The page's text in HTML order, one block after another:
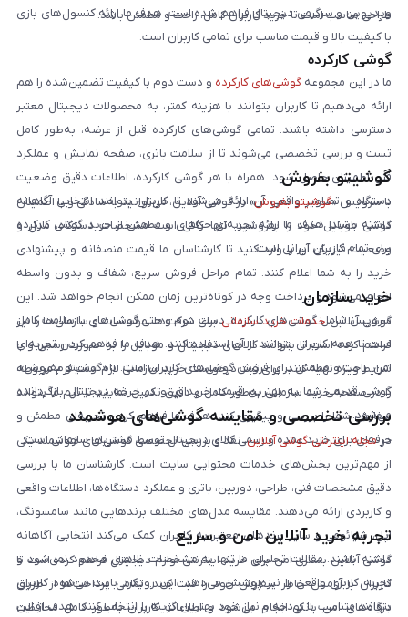
طراحی مناسب است تا خرید کاربران کامل، راحت و مطمئن باشد.
ویدیویی و سرگرمی دیجیتال فراهم شده است. هدف ما ارائه کنسول‌های بازی
با کیفیت بالا و قیمت مناسب برای تمامی کاربران است.
گوشی کارکرده
ما در این مجموعه گوشی‌های کارکرده و دست دوم با کیفیت تضمین‌شده را هم
ارائه می‌دهیم تا کاربران بتوانند با هزینه کمتر، به محصولات دیجیتال معتبر
دسترسی داشته باشند. تمامی گوشی‌های کارکرده قبل از عرضه، به‌طور کامل
تست و بررسی تخصصی می‌شوند تا از سلامت باتری، صفحه نمایش و عملکرد
فنی اطمینان حاصل شود. همراه با هر گوشی کارکرده، اطلاعات دقیق وضعیت
دستگاه و تصاویر واقعی آن ارائه می‌شود تا کاربران بتوانند انتخابی آگاهانه
داشته باشند. هدف ما ارائه تجربه‌ای حرفه‌ای و مطمئن از خرید گوشی کارکرده
برای تمام کاربران ایرانی است.
گوشیتو بفروش
با سرویس «گوشیتو بفروش» در گوشی آنلاین، می‌توانید به‌سادگی و با اطمینان
گوشی موبایل خود را بفروشید. تنها کافی است مشخصات دستگاه، مدل و
وضعیت فیزیکی آن را وارد کنید تا کارشناسان ما قیمت منصفانه و پیشنهادی
خرید را به شما اعلام کنند. تمام مراحل فروش سریع، شفاف و بدون واسطه
انجام می‌شود و پرداخت وجه در کوتاه‌ترین زمان ممکن انجام خواهد شد. این
سرویس شامل گوشی‌های کارکرده، دست دوم و حتی گوشی‌های با سلامت کامل
است تا همه کاربران بتوانند از آن استفاده کنند. هدف ما فراهم کردن تجربه‌ای
امن، راحت و مطمئن برای فروش گوشی‌های کاربران است. با «گوشیتو بفروش»،
گوشی قدیمی شما به بهترین قیمت خریداری و در چرخه دیجیتال بازگردانده
می‌شود.
خرید سازمان
گوشی آنلاینخدمات خرید سازمانیبرای شرکت‌ها، مؤسسات و سازمان‌ها را نیز
فراهم کرده است تا بتوانند کالاهای دیجیتال و موبایل را به صورت رسمی و با
شرایط ویژه تهیه کنند. برای ثبت درخواست خرید سازمانی لازم است فرم مربوطه
را در صفحه خرید سازمانی به‌طور کامل و دقیق تکمیل نمایید تا تیم ما بتواند
سفارش شما را بررسی و پیگیری کند. هدف ما فراهم کردن تجربه‌ای مطمئن و
حرفه‌ای برای خرید عمده و رسمی کالای دیجیتال توسط مشتریان سازمانی است.
بررسی تخصصی و مقایسه گوشی‌های هوشمند
درمجله اینترنتی گوشی آنلاین، نقد و بررسی تخصصی گوشی‌های هوشمند یکی
از مهم‌ترین بخش‌های خدمات محتوایی سایت است. کارشناسان ما با بررسی
دقیق مشخصات فنی، طراحی، دوربین، باتری و عملکرد دستگاه‌ها، اطلاعات واقعی
و کاربردی ارائه می‌دهند. مقایسه مدل‌های مختلف برندهایی مانند سامسونگ،
اپل، شیائومی و سایر برندهای معتبر به کاربران کمک می‌کند انتخابی آگاهانه
داشته باشند. مقالات تحلیلی ما تنها به مشخصات ظاهری محدود نمی‌شود و
تجربه کاربری واقعی را نیز پوشش می‌دهد. این رویکرد باعث می‌شود کاربران
بتوانند متناسب با بودجه و نیاز خود بهترین گزینه را انتخاب کنند. هدف از این
تجربه خرید آنلاین امن و سریع
گوشی آنلاین بستری امن برای خرید اینترنتی لوازم دیجیتال فراهم کرده است تا
کاربران با آرامش خاطر سفارش خود را ثبت کنند. تمامی پرداخت‌ها از طریق
درگاه‌های امن بانکی انجام می‌شود و اطلاعات کاربران به‌طور کامل محافظت